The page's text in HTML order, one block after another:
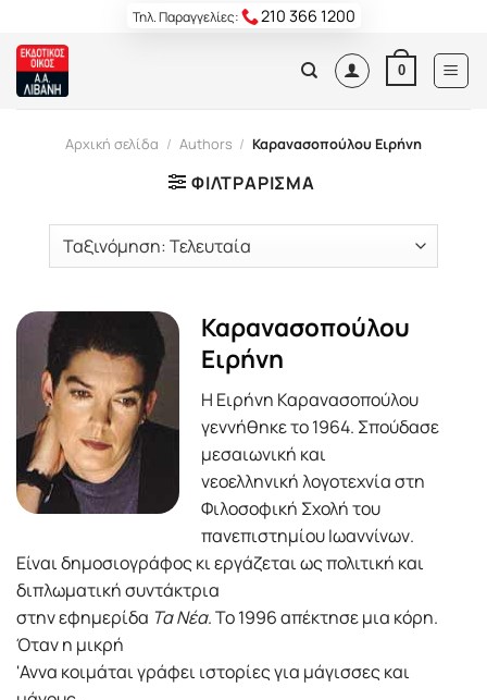
content
Τηλ. Παραγγελίες: 210 366 1200
0
Αρχική σελίδα / Authors / Καρανασοπούλου Ειρήνη
ΦΙΛΤΡΆΡΙΣΜΑ
Καρανασοπούλου
Ειρήνη
Η Ειρήνη Καρανασοπούλου
γεννήθηκε το 1964. Σπούδασε
μεσαιωνική και
νεοελληνική λογοτεχνία στη
Φιλοσοφική Σχολή του
πανεπιστημίου Ιωαννίνων.
Είναι δημοσιογράφος κι εργάζεται ως πολιτική και
διπλωματική συντάκτρια
στην εφημερίδα Τα Νέα. Το 1996 απέκτησε μια κόρη.
Όταν η μικρή
'Αννα κοιμάται γράφει ιστορίες για μάγισσες και